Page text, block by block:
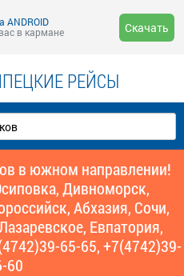
в кармане
Скачать
РЕЙСЫ
в южном направлении!
Дивноморск,
Абхазия, Сочи,
Евпатория,
65-65, +7(4742)39-
60